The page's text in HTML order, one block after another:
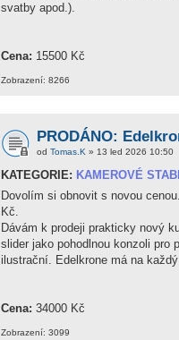
svatby apod.).
Cena: 15500 Kč
Zobrazení: 8266
PRODÁNO:
od Tomas.K » 13 led 2026 10:50
KATEGORIE: KAMEROVÉ
Dovolím si obnovit s novou
Kč.
Dávám k prodeji prakticky nový
slider jako pohodlnou konzoli
ilustrační. Edelkrone má na
Cena: 34000 Kč
Zobrazení: 3099